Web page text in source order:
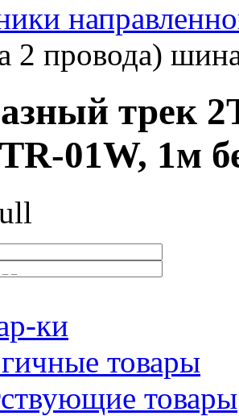
2 провода)
трек
01W, 1м
ки
товары
товары